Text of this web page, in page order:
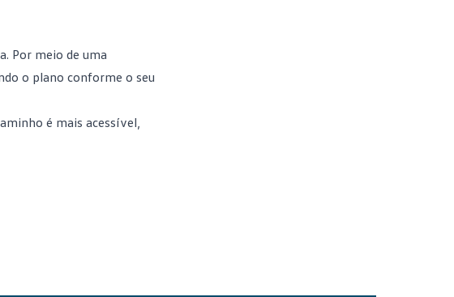
Por meio de uma
o plano conforme o seu
é mais acessível,